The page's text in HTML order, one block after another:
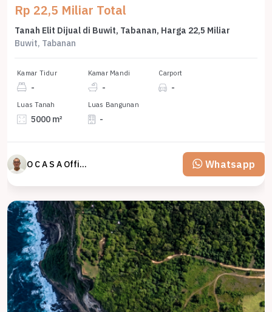
Rp 22,5 Miliar Total
Tanah Elit Dijual di Buwit, Tabanan, Harga 22,5 Miliar
Buwit, Tabanan
Kamar Tidur
-
Kamar Mandi
-
Carport
-
Luas Tanah
5000 m²
Luas Bangunan
-
O C A S A Official property perfected Whatsapp